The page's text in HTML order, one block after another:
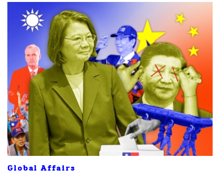
Global Affairs
SHARE TWEET